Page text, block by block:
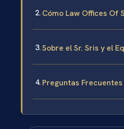
Cómo Law Offices Of
Sobre el Sr. Sris y el
Preguntas